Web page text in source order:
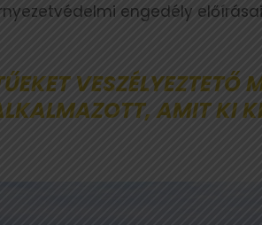
engedély
VESZÉLYEZTETŐ
AMIT KI